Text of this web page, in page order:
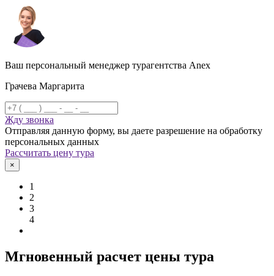
Ваш персональный менеджер турагентства Anex
Грачева Маргарита
Жду звонка
Отправляя данную форму, вы даете разрешение на обработку
персональных данных
Рассчитать цену тура
×
1
2
3
4
Мгновенный расчет цены тура